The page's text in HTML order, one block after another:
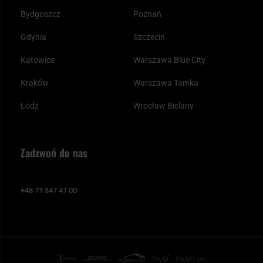
Bydgoszcz
Gdynia
Katowice
Kraków
Łódź
Poznań
Szczecin
Warszawa Blue City
Warszawa Tamka
Wrocław Bielany
Zadzwoń do nas
+48 71 347 47 00